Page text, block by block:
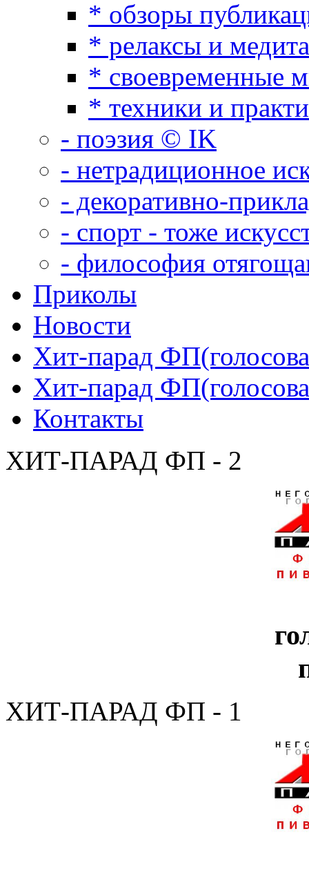
* обзоры
* релаксы и
* своевременные
* техники и
- поэзия © IK
- нетрадиционное
- декоративно-
- спорт - тоже
- философия
Приколы
Новости
Хит-парад
Хит-парад
Контакты
ХИТ-ПАРАД ФП - 2
ХИТ-ПАРАД ФП - 1